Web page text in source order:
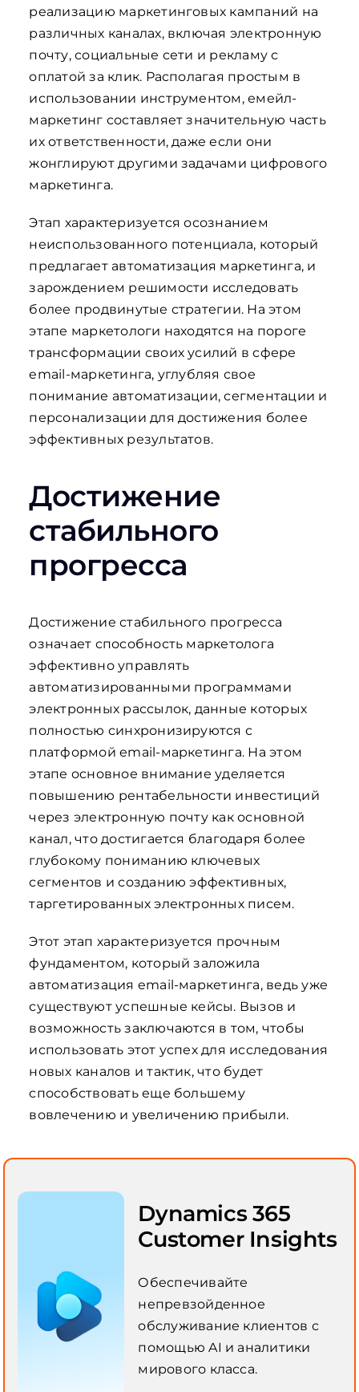
реализацию маркетинговых кампаний на
различных каналах, включая электронную
почту, социальные сети и рекламу с
оплатой за клик. Располагая простым в
использовании инструментом, емейл-
маркетинг составляет значительную часть
их ответственности, даже если они
жонглируют другими задачами цифрового
маркетинга.
Этап характеризуется осознанием
неиспользованного потенциала, который
предлагает автоматизация маркетинга, и
зарождением решимости исследовать
более продвинутые стратегии. На этом
этапе маркетологи находятся на пороге
трансформации своих усилий в сфере
email-маркетинга, углубляя свое
понимание автоматизации, сегментации и
персонализации для достижения более
эффективных результатов.
Достижение
стабильного
прогресса
Достижение стабильного прогресса
означает способность маркетолога
эффективно управлять
автоматизированными программами
электронных рассылок, данные которых
полностью синхронизируются с
платформой email-маркетинга. На этом
этапе основное внимание уделяется
повышению рентабельности инвестиций
через электронную почту как основной
канал, что достигается благодаря более
глубокому пониманию ключевых
сегментов и созданию эффективных,
таргетированных электронных писем.
Этот этап характеризуется прочным
фундаментом, который заложила
автоматизация email-маркетинга, ведь уже
существуют успешные кейсы. Вызов и
возможность заключаются в том, чтобы
использовать этот успех для исследования
новых каналов и тактик, что будет
способствовать еще большему
вовлечению и увеличению прибыли.
Dynamics 365
Customer Insights
Обеспечивайте
непревзойденное
обслуживание клиентов с
помощью AI и аналитики
мирового класса.